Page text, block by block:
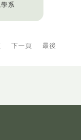
系
下一頁 最後